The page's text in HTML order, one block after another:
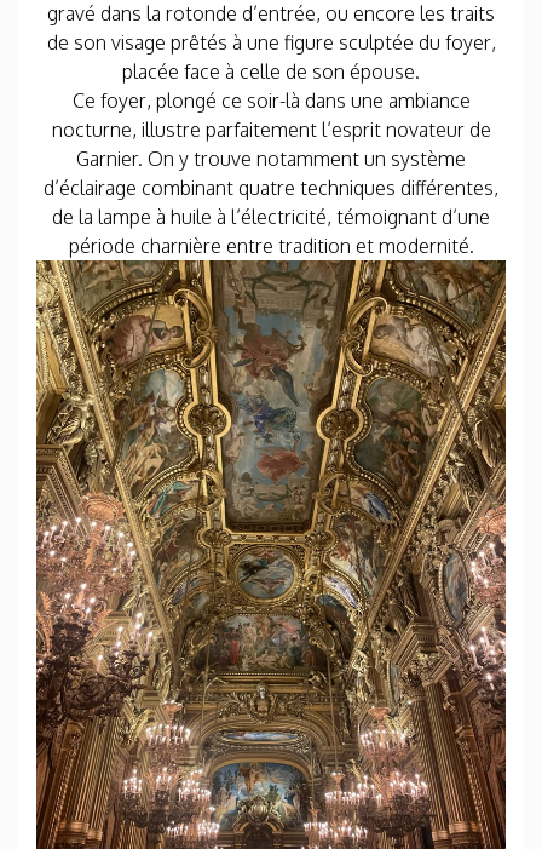
gravé dans la rotonde d’entrée, ou encore les traits
de son visage prêtés à une figure sculptée du foyer,
placée face à celle de son épouse.
Ce foyer, plongé ce soir-là dans une ambiance
nocturne, illustre parfaitement l’esprit novateur de
Garnier. On y trouve notamment un système
d’éclairage combinant quatre techniques différentes,
de la lampe à huile à l’électricité, témoignant d’une
période charnière entre tradition et modernité.